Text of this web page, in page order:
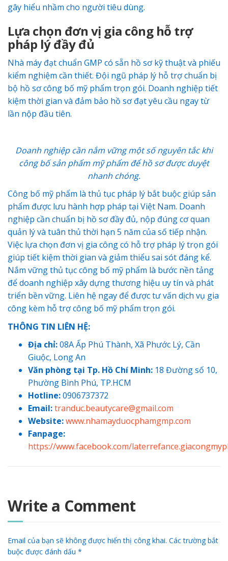
gây hiểu nhầm cho người tiêu dùng.
Lựa chọn đơn vị gia công hỗ trợ
pháp lý đầy đủ
Nhà máy đạt chuẩn GMP có sẵn hồ sơ kỹ thuật và phiếu
kiểm nghiệm cần thiết. Đội ngũ pháp lý hỗ trợ chuẩn bị
bộ hồ sơ công bố mỹ phẩm trọn gói. Doanh nghiệp tiết
kiệm thời gian và đảm bảo hồ sơ đạt yêu cầu ngay từ
lần nộp đầu tiên.
Doanh nghiệp cần nắm vững một số nguyên tắc khi
công bố sản phẩm mỹ phẩm để hồ sơ được duyệt
nhanh chóng.
Công bố mỹ phẩm là thủ tục pháp lý bắt buộc giúp sản
phẩm được lưu hành hợp pháp tại Việt Nam. Doanh
nghiệp cần chuẩn bị hồ sơ đầy đủ, nộp đúng cơ quan
quản lý và tuân thủ thời hạn 5 năm của số tiếp nhận.
Việc lựa chọn đơn vị gia công có hỗ trợ pháp lý trọn gói
giúp tiết kiệm thời gian và giảm thiểu sai sót đáng kể.
Nắm vững thủ tục công bố mỹ phẩm là bước nền tảng
để doanh nghiệp xây dựng thương hiệu uy tín và phát
triển bền vững. Liên hệ ngay để được tư vấn dịch vụ gia
công kèm hỗ trợ công bố mỹ phẩm trọn gói.
THÔNG TIN LIÊN HỆ:
Địa chỉ:08A Ấp Phú Thành, Xã Phước Lý, Cần
Giuộc, Long An
Văn phòng tại Tp. Hồ Chí Minh: 18 Đường số 10,
Phường Bình Phú, TP.HCM
Hotline:0906737372
Email:tranduc.beautycare@gmail.com
Website:www.nhamayduocphamgmp.com
Fanpage:
https://www.facebook.com/
Write a Comment
Email của bạn sẽ không được hiển thị công khai. Các trường bắt
buộc được đánh dấu *